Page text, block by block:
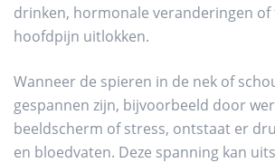
drinken, hormonale veranderingen of
hoofdpijn uitlokken.
Wanneer de spieren in de nek of
gespannen zijn, bijvoorbeeld door
beeldscherm of stress, ontstaat er
en bloedvaten. Deze spanning kan